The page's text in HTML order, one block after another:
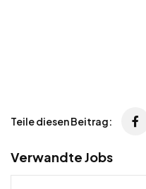
Teile diesen Beitrag:
Verwandte Jobs